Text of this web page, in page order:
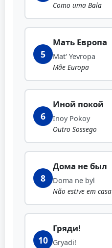
Como uma Bala
5
Мать Европа
Mat' Yevropa
Mãe Europa
6
Иной покой
Inoy Pokoy
Outro Sossego
8
Дома не был
Doma ne byl
Não estive em casa
10
Гряди!
Gryadi!